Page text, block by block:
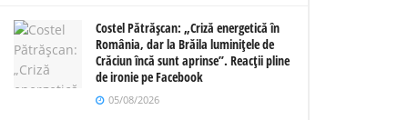
Costel Pătrășcan: „Criză energetică în
România, dar la Brăila luminițele de
Crăciun încă sunt aprinse”. Reacții pline
de ironie pe Facebook
05/08/2026